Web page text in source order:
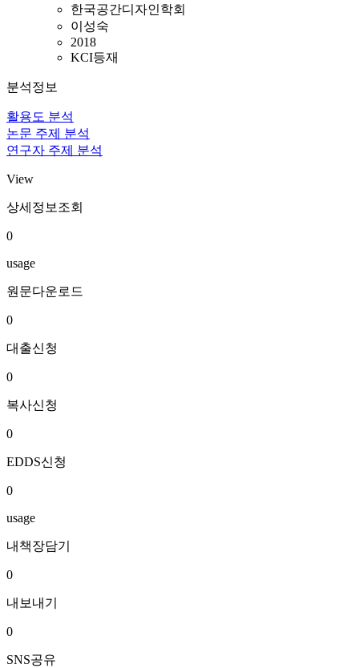
한국공간디자인학회
이성숙
2018
KCI등재
분석정보
활용도 분석
논문 주제 분석
연구자 주제 분석
View
상세정보조회
0
usage
원문다운로드
0
대출신청
0
복사신청
0
EDDS신청
0
usage
내책장담기
0
내보내기
0
SNS공유